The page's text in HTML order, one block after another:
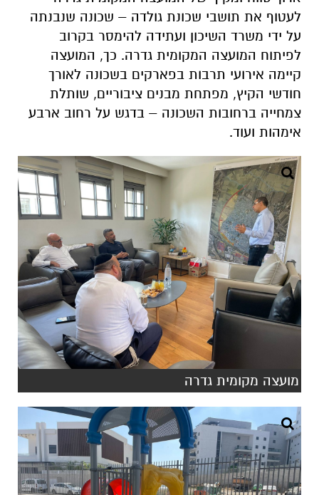
לעטוף את תושבי שכונת גולדה – שכונה שנבנתה
על ידי משרד השיכון ועתידה להימסר בקרוב
לפיתוח המועצה המקומית גדרה. כך, המועצה
קיימה אירועי תרבות בפארקים בשכונה לאורך
חודשי הקיץ, מפתחת מבנים ציבוריים, שותלת
צמחייה ברחובות השכונה – בדגש על רחוב ארבע
אימהות ועוד.
מועצה מקומית גדרה